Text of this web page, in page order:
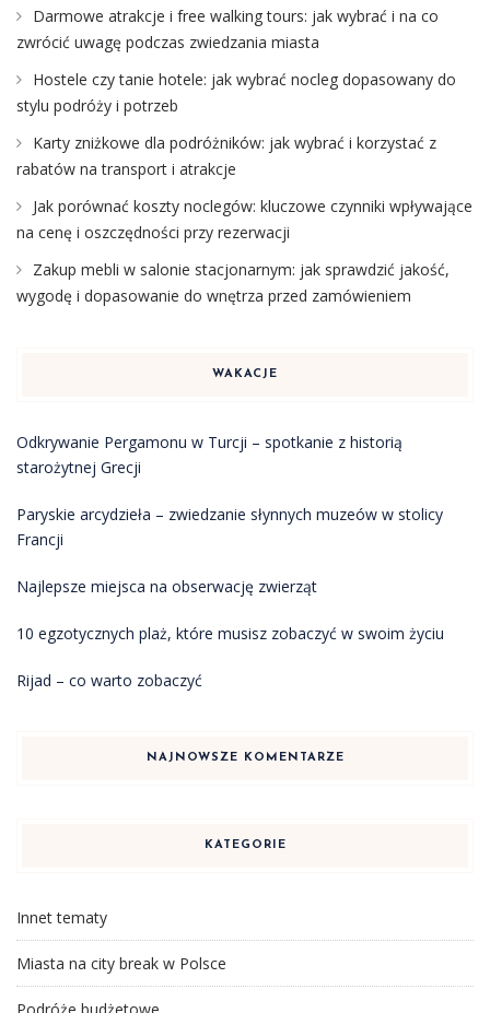
Darmowe atrakcje i free walking tours: jak wybrać i na co
zwrócić uwagę podczas zwiedzania miasta
Hostele czy tanie hotele: jak wybrać nocleg dopasowany do
stylu podróży i potrzeb
Karty zniżkowe dla podróżników: jak wybrać i korzystać z
rabatów na transport i atrakcje
Jak porównać koszty noclegów: kluczowe czynniki wpływające
na cenę i oszczędności przy rezerwacji
Zakup mebli w salonie stacjonarnym: jak sprawdzić jakość,
wygodę i dopasowanie do wnętrza przed zamówieniem
WAKACJE
Odkrywanie Pergamonu w Turcji – spotkanie z historią
starożytnej Grecji
Paryskie arcydzieła – zwiedzanie słynnych muzeów w stolicy
Francji
Najlepsze miejsca na obserwację zwierząt
10 egzotycznych plaż, które musisz zobaczyć w swoim życiu
Rijad – co warto zobaczyć
NAJNOWSZE KOMENTARZE
KATEGORIE
Innet tematy
Miasta na city break w Polsce